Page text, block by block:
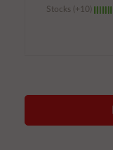
Stocks (+10)